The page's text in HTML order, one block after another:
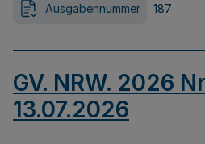
Ausgabennummer 187
GV. NRW. 2026
13.07.2026